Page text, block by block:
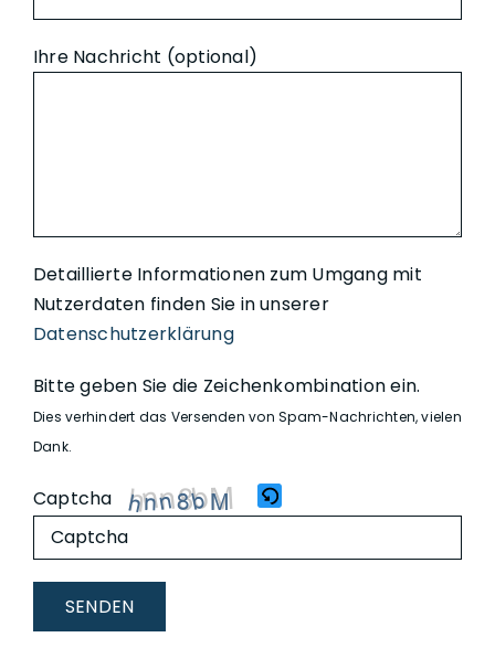
Ihre Nachricht (optional)
Detaillierte Informationen zum Umgang mit
Nutzerdaten finden Sie in unserer
Datenschutzerklärung
Bitte geben Sie die Zeichenkombination ein.
Dies verhindert das Versenden von Spam-Nachrichten, vielen
Dank.
Captcha
die